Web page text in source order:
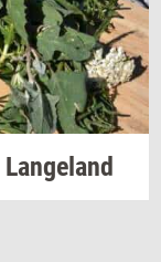
Lan­geland